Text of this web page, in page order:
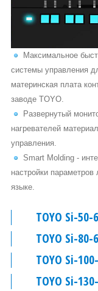
Максимальное
системы управления
материнская плата
заводе TOYO.
Развернутый
нагревателей
управления.
Smart Molding -
настройки
языке.
TOYO Si-50-
TOYO Si-80-
TOYO Si-
TOYO Si-